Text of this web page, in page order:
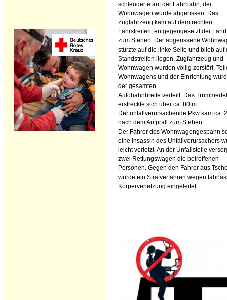
schleuderte auf der Fahrbahn, der
Wohnwagen wurde abgerissen. Das
Zugfahrzeug kam auf dem rechten
Fahrstreifen, entgegengesetzt der
zum Stehen. Der abgerissene
stürzte auf die linke Seite und blieb auf
Standstreifen liegen. Zugfahrzeug und
Wohnwagen wurden völlig zerstört.
Wohnwagens und der Einrichtung
der gesamten
Autobahnbreite verteilt. Das
erstreckte sich über ca. 80 m.
Der unfallverursachende Pkw kam ca.
nach dem Aufprall zum Stehen.
Der Fahrer des Wohnwagengespann
eine Insassin des Unfallverursachers
leicht verletzt. An der Unfallstelle
zwei Rettungswagen die betroffenen
Personen. Gegen den Fahrer aus
wurde ein Strafverfahren wegen
Körperverletzung eingeleitet.